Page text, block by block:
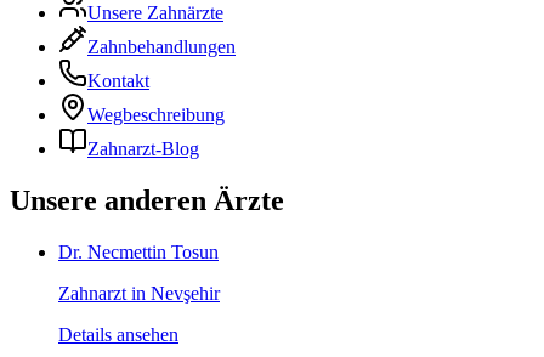
Unsere Zahnärzte
Zahnbehandlungen
Kontakt
Wegbeschreibung
Zahnarzt-Blog
Unsere anderen Ärzte
Dr. Necmettin Tosun
Zahnarzt in Nevşehir
Details ansehen